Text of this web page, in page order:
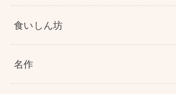
食いしん坊
名作